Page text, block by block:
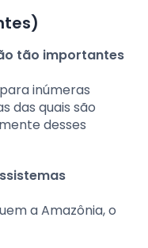
tão importantes
inúmeras
das quais são
desses
a Amazônia, o